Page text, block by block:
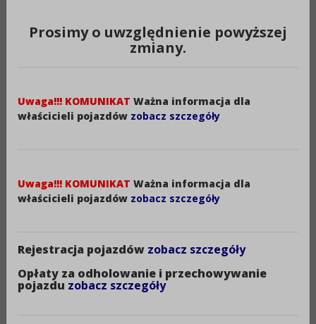
Prosimy o uwzględnienie powyższej
zmiany.
Uwaga!!! KOMUNIKAT Ważna informacja dla
właścicieli pojazdów zobacz szczegóły
Uwaga!!! KOMUNIKAT Ważna informacja dla
właścicieli pojazdów zobacz szczegóły
Rejestracja pojazdów zobacz szczegóły
Opłaty za odholowanie i przechowywanie
pojazdu zobacz szczegóły